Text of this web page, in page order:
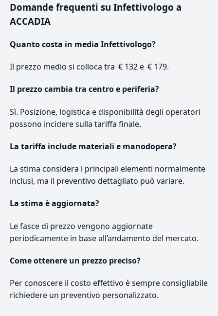
Domande frequenti su Infettivologo a
ACCADIA
Quanto costa in media Infettivologo?
Il prezzo medio si colloca tra € 132 e € 179.
Il prezzo cambia tra centro e periferia?
Sì. Posizione, logistica e disponibilità degli operatori
possono incidere sulla tariffa finale.
La tariffa include materiali e manodopera?
La stima considera i principali elementi normalmente
inclusi, ma il preventivo dettagliato può variare.
La stima è aggiornata?
Le fasce di prezzo vengono aggiornate
periodicamente in base all’andamento del mercato.
Come ottenere un prezzo preciso?
Per conoscere il costo effettivo è sempre consigliabile
richiedere un preventivo personalizzato.